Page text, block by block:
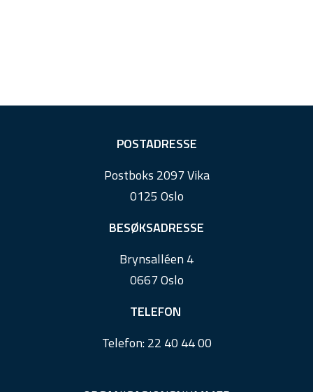
POSTADRESSE
Postboks 2097 Vika
0125 Oslo
BESØKSADRESSE
Brynsalléen 4
0667 Oslo
TELEFON
Telefon:22 40 44 00